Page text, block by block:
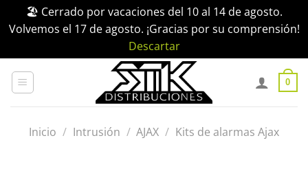
🏖️ Cerrado por vacaciones del 10 al 14 de agosto.
Volvemos el 17 de agosto. ¡Gracias por su comprensión!
Descartar
0
Inicio / Intrusión / AJAX / Kits de alarmas Ajax